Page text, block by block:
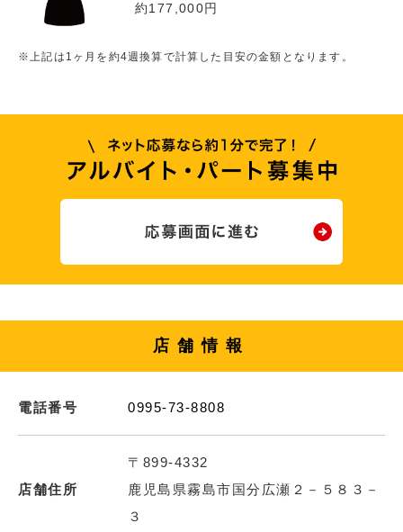
約177,000円
※上記は1ヶ月を約4週換算で計算した目安の金額となります。
店舗情報
電話番号 0995-73-8808
店舗住所
〒899-4332
鹿児島県霧島市国分広瀬２－５８３－
３